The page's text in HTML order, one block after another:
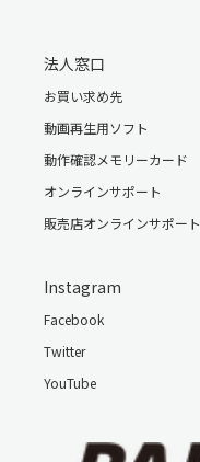
法人窓口
お買い求め先
動画再生用ソフト
動作確認メモリーカード
オンラインサポート
販売店オンラインサポート
Instagram
Facebook
Twitter
YouTube